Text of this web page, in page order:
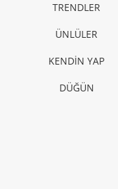
TRENDLER
ÜNLÜLER
KENDİN YAP
DÜĞÜN